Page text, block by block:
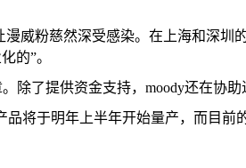
威粉慈然深受感染。在上海和深圳
的”。
除了提供资金支持，moody还在协助
将于明年上半年开始量产，而目前